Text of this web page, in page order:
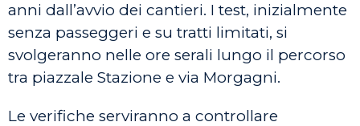
anni dall’avvio dei cantieri. I test, inizialmente
senza passeggeri e su tratti limitati, si
svolgeranno nelle ore serali lungo il percorso
tra piazzale Stazione e via Morgagni.
Le verifiche serviranno a controllare